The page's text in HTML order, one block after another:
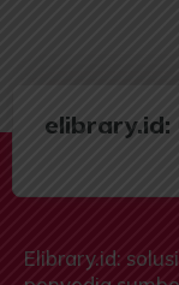
elibrary.id:
Elibrary.id: